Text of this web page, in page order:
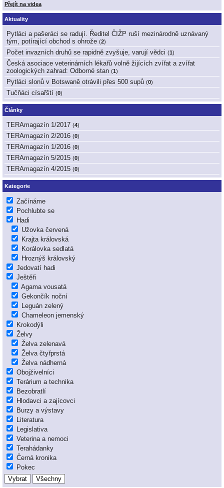
Přejít na videa
Aktuality
Pytláci a pašeráci se radují. Ředitel ČIŽP ruší mezinárodně uznávaný
tým, potírající obchod s ohrože (2)
Počet invazních druhů se rapidně zvyšuje, varují vědci (1)
Česká asociace veterinárních lékařů volně žijících zvířat a zvířat
zoologických zahrad: Odborné stan (1)
Pytláci slonů v Botswaně otrávili přes 500 supů (0)
Tučňáci císařští (0)
Články
TERAmagazín 1/2017 (4)
TERAmagazín 2/2016 (0)
TERAmagazín 1/2016 (0)
TERAmagazín 5/2015 (0)
TERAmagazín 4/2015 (0)
Kategorie
Začínáme
Pochlubte se
Hadi
Užovka červená
Krajta královská
Korálovka sedlatá
Hroznýš královský
Jedovatí hadi
Ještěři
Agama vousatá
Gekončík noční
Leguán zelený
Chameleon jemenský
Krokodýli
Želvy
Želva zelenavá
Želva čtyřprstá
Želva nádherná
Obojživelníci
Terárium a technika
Bezobratlí
Hlodavci a zajícovci
Burzy a výstavy
Literatura
Legislativa
Veterina a nemoci
Terahádanky
Černá kronika
Pokec